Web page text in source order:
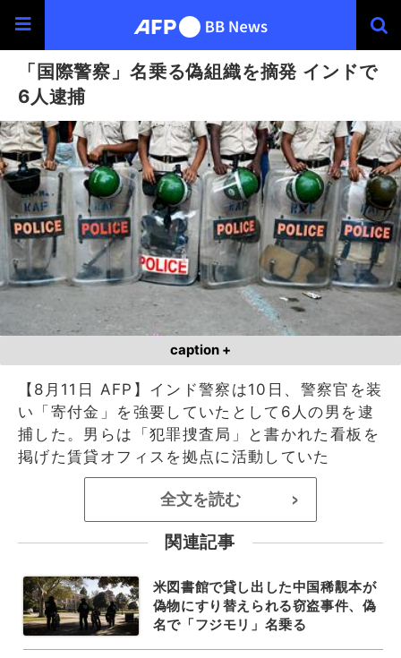
「国際警察」名乗る偽組織を摘発 インドで
6人逮捕
caption +
【8月11日 AFP】インド警察は10日、警察官を装
い「寄付金」を強要していたとして6人の男を逮
捕した。男らは「犯罪捜査局」と書かれた看板を
掲げた賃貸オフィスを拠点に活動していた
全文を読む >
関連記事
米図書館で貸し出した中国稀覯本が
偽物にすり替えられる窃盗事件、偽
名で「フジモリ」名乗る